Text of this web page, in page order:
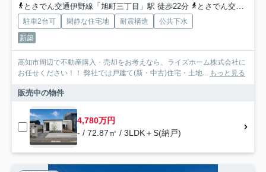
とさでん交通伊野線「旭町三丁目」駅 徒歩22分 とさでん交通「三所神社通」バス停下車 徒歩2分
駐車2台可 閑静な住宅地 耐震構造
公共下水
新築
高知市周辺で不動産購入・売却をお考えなら、ライズホーム株式会社に
お任せください！！ 弊社では戸建て(新・中古)住宅・土地... もっと見る
販売中の物件
4,780万円
- / 72.87㎡ / 3LDK＋S(納戸)